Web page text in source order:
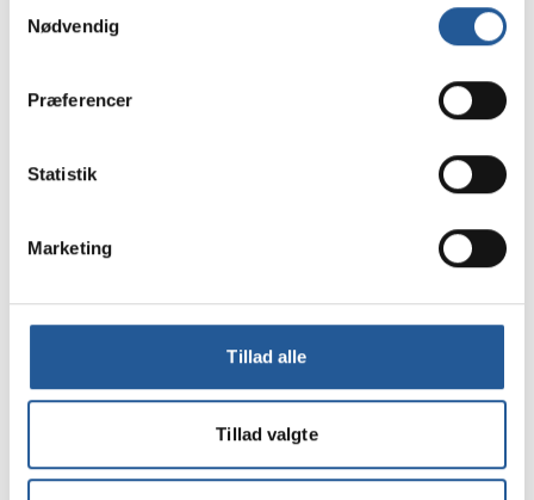
Nødvendig
Præferencer
Statistik
Marketing
Tillad alle
Tillad valgte
Uddannelsen er for dig, der gerne vil arbejde med
lettere reparationsopgaver på bygninger samt pleje af
vedligeholdelse, reparationer, renovation, rengøring
KANTINE
og kantine. Uddannelsen indeholder tilberedning af
morgenbuffet, varme og lune retter, smørrebrød og
sandwiches samt bagværk. Betjening af gæster ved
møde- og kursusaktiviteter. Afrydning, rengøring mv.
METALINDUSTRI
produktion i metalsektoren. Uddannelsen indeholder
fremstilling af metaldele til bl.a. møbler og lamper. Du